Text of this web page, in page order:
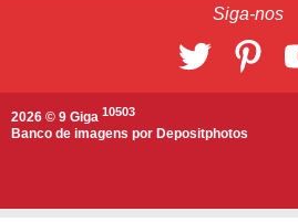
Siga-nos
2026 © 9 Giga 10503
Banco de imagens por Depositphotos